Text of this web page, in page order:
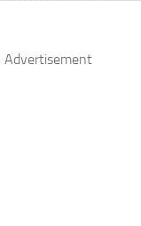
Advertisement